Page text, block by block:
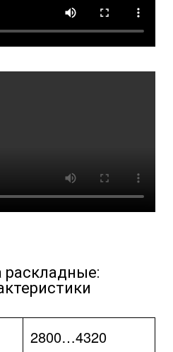
2800…4320